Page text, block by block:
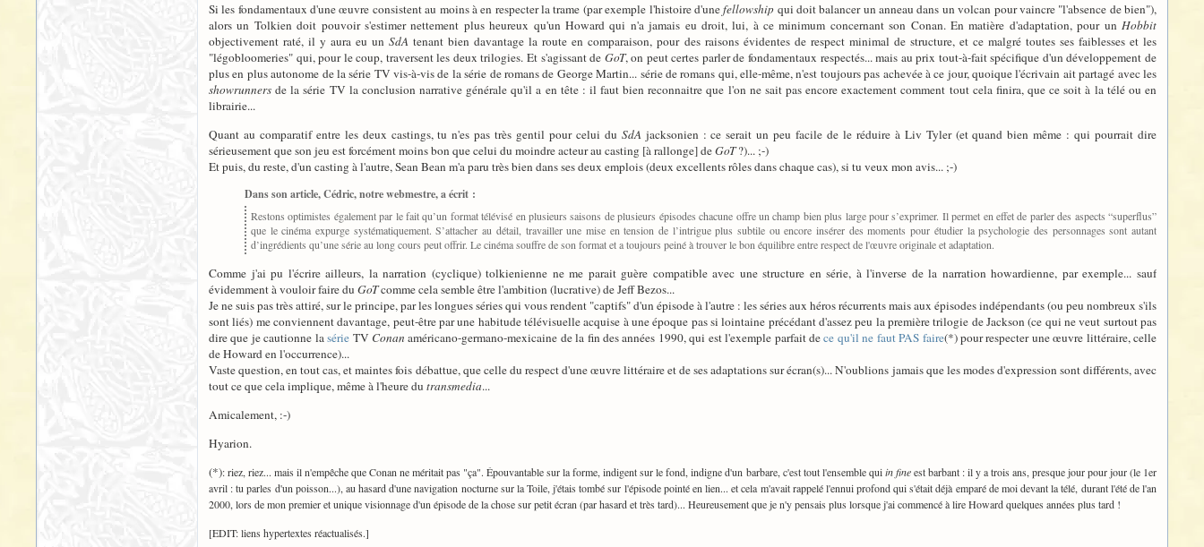
Si les fondamentaux d'une œuvre consistent au moins à en respecter la trame (par exemple l'histoire d'unefellowship qui doit balancer un anneau dans un volcan pour vaincre "l'absence de bien"),
alors un Tolkien doit pouvoir s'estimer nettement plus heureux qu'un Howard qui n'a jamais eu droit, lui, à ce minimum concernant son Conan. En matière d'adaptation, pour un Hobbit
objectivement raté, il y aura eu unSdA tenant bien davantage la route en comparaison, pour des raisons évidentes de respect minimal de structure, et ce malgré toutes ses faiblesses et les
"légobloomeries" qui, pour le coup, traversent les deux trilogies. Et s'agissant de GoT, on peut certes parler de fondamentaux respectés... mais au prix tout-à-fait spécifique d'un développement de
plus en plus autonome de la série TV vis-à-vis de la série de romans de George Martin... série de romans qui, elle-même, n'est toujours pas achevée à ce jour, quoique l'écrivain ait partagé avec les
showrunners de la série TV la conclusion narrative générale qu'il a en tête : il faut bien reconnaitre que l'on ne sait pas encore exactement comment tout cela finira, que ce soit à la télé ou en
librairie...
Quant au comparatif entre les deux castings, tu n'es pas très gentil pour celui du SdAjacksonien : ce serait un peu facile de le réduire à Liv Tyler (et quand bien même : qui pourrait dire
sérieusement que son jeu est forcément moins bon que celui du moindre acteur au casting [à rallonge] deGoT?)... ;-)
Et puis, du reste, d'un casting à l'autre, Sean Bean m'a paru très bien dans ses deux emplois (deux excellents rôles dans chaque cas), si tu veux mon avis... ;-)
Dans son article, Cédric, notre webmestre, a écrit :
Restons optimistes également par le fait qu’un format télévisé en plusieurs saisons de plusieurs épisodes chacune offre un champ bien plus large pour s’exprimer. Il permet en effet de parler des aspects “superflus”
que le cinéma expurge systématiquement. S’attacher au détail, travailler une mise en tension de l’intrigue plus subtile ou encore insérer des moments pour étudier la psychologie des personnages sont autant
d’ingrédients qu’une série au long cours peut offrir. Le cinéma souffre de son format et a toujours peiné à trouver le bon équilibre entre respect de l'œuvre originale et adaptation.
Comme j'ai pu l'écrire ailleurs, la narration (cyclique) tolkienienne ne me parait guère compatible avec une structure en série, à l'inverse de la narration howardienne, par exemple... sauf
évidemment à vouloir faire du GoTcomme cela semble être l'ambition (lucrative) de Jeff Bezos...
Je ne suis pas très attiré, sur le principe, par les longues séries qui vous rendent "captifs" d'un épisode à l'autre : les séries aux héros récurrents mais aux épisodes indépendants (ou peu nombreux s'ils
sont liés) me conviennent davantage, peut-être par une habitude télévisuelle acquise à une époque pas si lointaine précédant d'assez peu la première trilogie de Jackson (ce qui ne veut surtout pas
dire que je cautionne lasérie TV Conan américano-germano-mexicaine de la fin des années 1990, qui est l'exemple parfait dece qu'il ne faut PAS faire(*) pour respecter une œuvre littéraire, celle
de Howard en l'occurrence)...
Vaste question, en tout cas, et maintes fois débattue, que celle du respect d'une œuvre littéraire et de ses adaptations sur écran(s)... N'oublions jamais que les modes d'expression sont différents, avec
tout ce que cela implique, même à l'heure du transmedia...
Amicalement, :-)
Hyarion.
(*): riez, riez... mais il n'empêche que Conan ne méritait pas "ça". Épouvantable sur la forme, indigent sur le fond, indigne d'un barbare, c'est tout l'ensemble quiin fineest barbant : il y a trois ans, presque jour pour jour (le 1er
avril : tu parles d'un poisson...), au hasard d'une navigation nocturne sur la Toile, j'étais tombé sur l'épisode pointé en lien... et cela m'avait rappelé l'ennui profond qui s'était déjà emparé de moi devant la télé, durant l'été de l'an
2000, lors de mon premier et unique visionnage d'un épisode de la chose sur petit écran (par hasard et très tard)... Heureusement que je n'y pensais plus lorsque j'ai commencé à lire Howard quelques années plus tard !
[EDIT: liens hypertextes réactualisés.]